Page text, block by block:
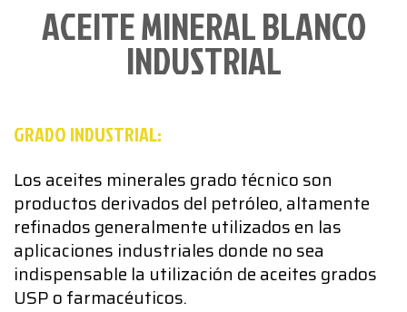
ACEITE MINERAL BLANCO
INDUSTRIAL
GRADO INDUSTRIAL:
Los aceites minerales grado técnico son
productos derivados del petróleo, altamente
refinados generalmente utilizados en las
aplicaciones industriales donde no sea
indispensable la utilización de aceites grados
USP o farmacéuticos.